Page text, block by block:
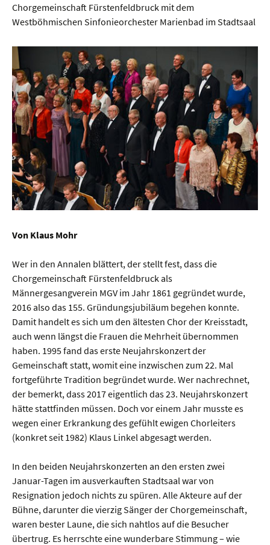
Chorgemeinschaft Fürstenfeldbruck mit dem
Westböhmischen Sinfonieorchester Marienbad im Stadtsaal
Von Klaus Mohr
Wer in den Annalen blättert, der stellt fest, dass die
Chorgemeinschaft Fürstenfeldbruck als
Männergesangverein MGV im Jahr 1861 gegründet wurde,
2016 also das 155. Gründungsjubiläum begehen konnte.
Damit handelt es sich um den ältesten Chor der Kreisstadt,
auch wenn längst die Frauen die Mehrheit übernommen
haben. 1995 fand das erste Neujahrskonzert der
Gemeinschaft statt, womit eine inzwischen zum 22. Mal
fortgeführte Tradition begründet wurde. Wer nachrechnet,
der bemerkt, dass 2017 eigentlich das 23. Neujahrskonzert
hätte stattfinden müssen. Doch vor einem Jahr musste es
wegen einer Erkrankung des gefühlt ewigen Chorleiters
(konkret seit 1982) Klaus Linkel abgesagt werden.
In den beiden Neujahrskonzerten an den ersten zwei
Januar-Tagen im ausverkauften Stadtsaal war von
Resignation jedoch nichts zu spüren. Alle Akteure auf der
Bühne, darunter die vierzig Sänger der Chorgemeinschaft,
waren bester Laune, die sich nahtlos auf die Besucher
übertrug. Es herrschte eine wunderbare Stimmung – wie